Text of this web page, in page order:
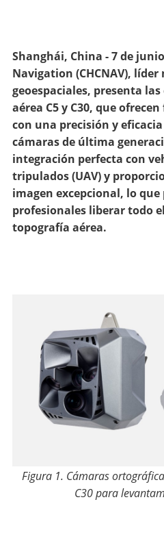
Shanghái, China - 7 de junio
Navigation (CHCNAV),
geoespaciales, presenta
aérea C5 y C30, que
con una precisión y
cámaras de última
integración perfecta con
tripulados (UAV) y
imagen excepcional, lo
profesionales liberar todo
topografía aérea.
Figura 1. Cámaras
C30 para